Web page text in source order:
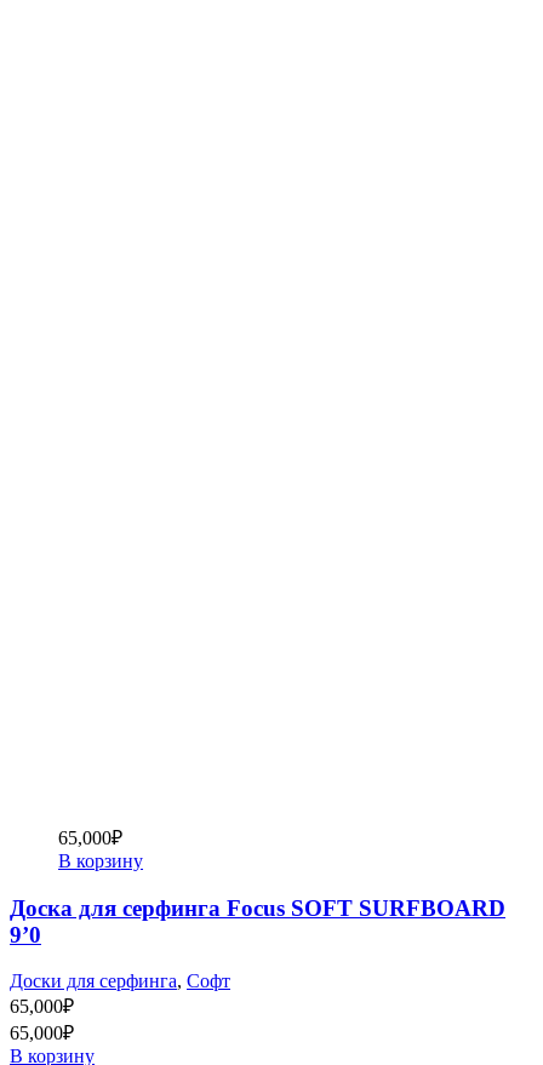
65,000₽
В корзину
Доска для серфинга Focus SOFT SURFBOARD
9’0
Доски для серфинга, Софт
65,000₽
65,000₽
В корзину